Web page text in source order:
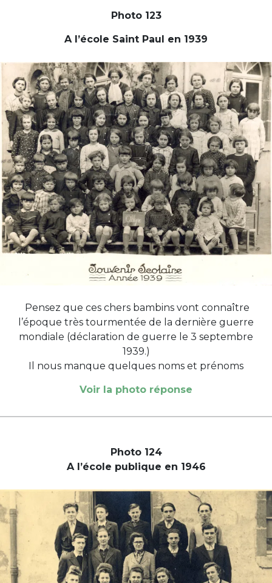
Photo 123
A l’école Saint Paul en 1939
Pensez que ces chers bambins vont connaître
l’époque très tourmentée de la dernière guerre
mondiale (déclaration de guerre le 3 septembre
1939.)
Il nous manque quelques noms et prénoms
Voir la photo réponse
Photo 124
A l’école publique en 1946